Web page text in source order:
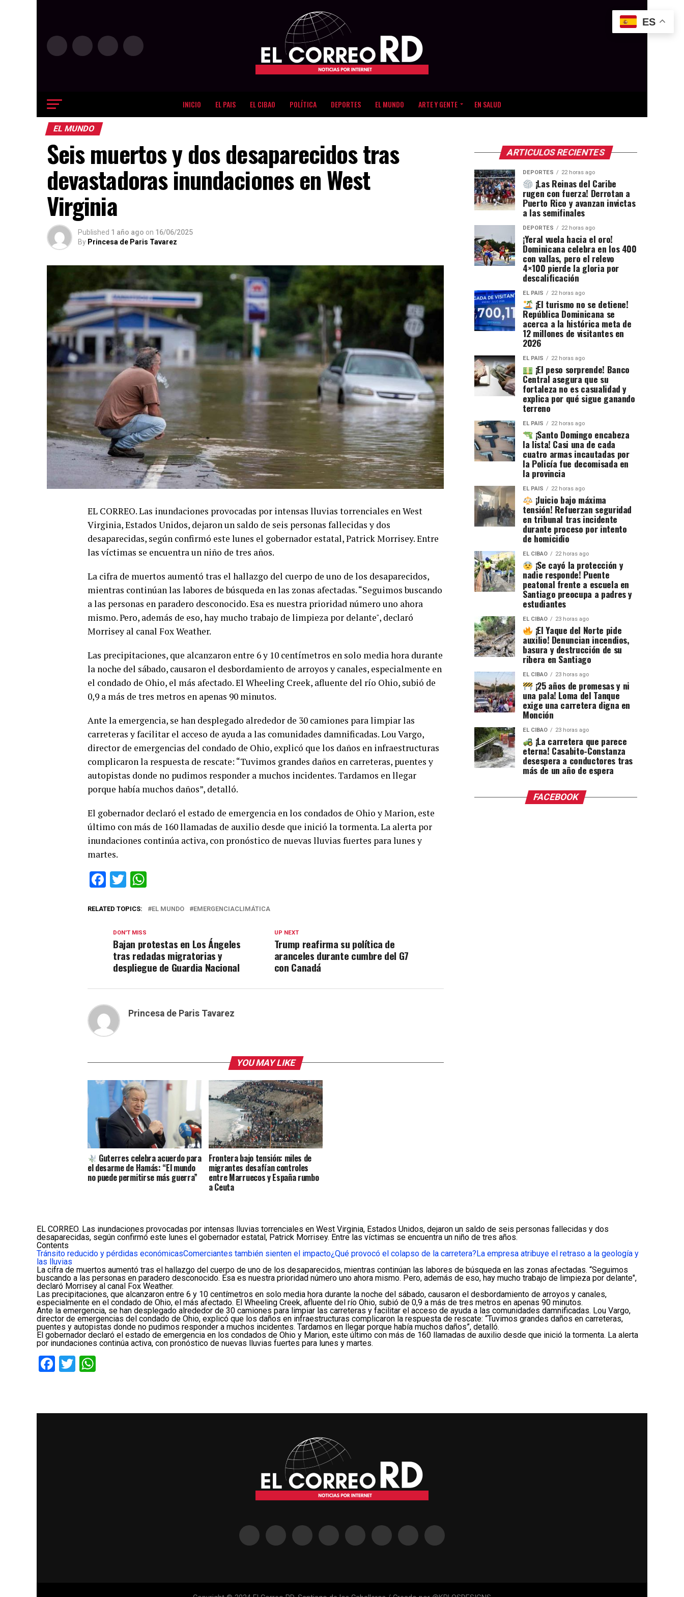
INICIO EL PAIS EL CIBAO POLÍTICA DEPORTES EL MUNDO ARTE Y GENTE EN SALUD
EL MUNDO
Seis muertos y dos desaparecidos tras
devastadoras inundaciones en West
Virginia
Published 1 año ago on 16/06/2025
By Princesa de Paris Tavarez
EL CORREO. Las inundaciones provocadas por intensas lluvias torrenciales en West
Virginia, Estados Unidos, dejaron un saldo de seis personas fallecidas y dos
desaparecidas, según confirmó este lunes el gobernador estatal, Patrick Morrisey. Entre
las víctimas se encuentra un niño de tres años.
La cifra de muertos aumentó tras el hallazgo del cuerpo de uno de los desaparecidos,
mientras continúan las labores de búsqueda en las zonas afectadas. “Seguimos buscando
a las personas en paradero desconocido. Esa es nuestra prioridad número uno ahora
mismo. Pero, además de eso, hay mucho trabajo de limpieza por delante", declaró
Morrisey al canal Fox Weather.
Las precipitaciones, que alcanzaron entre 6 y 10 centímetros en solo media hora durante
la noche del sábado, causaron el desbordamiento de arroyos y canales, especialmente en
el condado de Ohio, el más afectado. El Wheeling Creek, afluente del río Ohio, subió de
0,9 a más de tres metros en apenas 90 minutos.
Ante la emergencia, se han desplegado alrededor de 30 camiones para limpiar las
carreteras y facilitar el acceso de ayuda a las comunidades damnificadas. Lou Vargo,
director de emergencias del condado de Ohio, explicó que los daños en infraestructuras
complicaron la respuesta de rescate: “Tuvimos grandes daños en carreteras, puentes y
autopistas donde no pudimos responder a muchos incidentes. Tardamos en llegar
porque había muchos daños”, detalló.
El gobernador declaró el estado de emergencia en los condados de Ohio y Marion, este
último con más de 160 llamadas de auxilio desde que inició la tormenta. La alerta por
inundaciones continúa activa, con pronóstico de nuevas lluvias fuertes para lunes y
martes.
Facebook
Twitter
RELATED TOPICS: EL MUNDO EMERGENCIACLIMÁTICA
UP NEXT
Trump reafirma su política de
aranceles durante cumbre del G7
con Canadá
DON'T MISS
Bajan protestas en Los Ángeles
tras redadas migratorias y
despliegue de Guardia Nacional
Princesa de Paris Tavarez
YOU MAY LIKE
Guterres celebra acuerdo para
el desarme de Hamás: “El mundo
no puede permitirse más guerra”
Frontera bajo tensión: miles de
migrantes desafían controles
entre Marruecos y España rumbo
a Ceuta
ARTICULOS RECIENTES
DEPORTES 22 horas ago
¡Las Reinas del Caribe
rugen con fuerza! Derrotan a
Puerto Rico y avanzan invictas
a las semifinales
DEPORTES 22 horas ago
¡Yeral vuela hacia el oro!
Dominicana celebra en los 400
con vallas, pero el relevo
4×100 pierde la gloria por
descalificación
EL PAIS 22 horas ago
¡El turismo no se detiene!
República Dominicana se
acerca a la histórica meta de
12 millones de visitantes en
2026
EL PAIS 22 horas ago
¡El peso sorprende! Banco
Central asegura que su
fortaleza no es casualidad y
explica por qué sigue ganando
terreno
EL PAIS 22 horas ago
¡Santo Domingo encabeza
la lista! Casi una de cada
cuatro armas incautadas por
la Policía fue decomisada en
la provincia
EL PAIS 22 horas ago
¡Juicio bajo máxima
tensión! Refuerzan seguridad
en tribunal tras incidente
durante proceso por intento
de homicidio
EL CIBAO 22 horas ago
¡Se cayó la protección y
nadie responde! Puente
peatonal frente a escuela en
Santiago preocupa a padres y
estudiantes
EL CIBAO 23 horas ago
¡El Yaque del Norte pide
auxilio! Denuncian incendios,
basura y destrucción de su
ribera en Santiago
EL CIBAO 23 horas ago
¡25 años de promesas y ni
una pala! Loma del Tanque
exige una carretera digna en
Monción
EL CIBAO 23 horas ago
¡La carretera que parece
eterna! Casabito-Constanza
desespera a conductores tras
más de un año de espera
FACEBOOK
EL CORREO. Las inundaciones provocadas por intensas lluvias torrenciales en West Virginia, Estados Unidos, dejaron un saldo de seis personas fallecidas y dos
desaparecidas, según confirmó este lunes el gobernador estatal, Patrick Morrisey. Entre las víctimas se encuentra un niño de tres años.
Contents
Tránsito reducido y pérdidas económicasComerciantes también sienten el impacto¿Qué provocó el colapso de la carretera?La empresa atribuye el retraso a la geología y
las lluvias
La cifra de muertos aumentó tras el hallazgo del cuerpo de uno de los desaparecidos, mientras continúan las labores de búsqueda en las zonas afectadas. “Seguimos
buscando a las personas en paradero desconocido. Esa es nuestra prioridad número uno ahora mismo. Pero, además de eso, hay mucho trabajo de limpieza por delante",
declaró Morrisey al canal Fox Weather.
Las precipitaciones, que alcanzaron entre 6 y 10 centímetros en solo media hora durante la noche del sábado, causaron el desbordamiento de arroyos y canales,
especialmente en el condado de Ohio, el más afectado. El Wheeling Creek, afluente del río Ohio, subió de 0,9 a más de tres metros en apenas 90 minutos.
Ante la emergencia, se han desplegado alrededor de 30 camiones para limpiar las carreteras y facilitar el acceso de ayuda a las comunidades damnificadas. Lou Vargo,
director de emergencias del condado de Ohio, explicó que los daños en infraestructuras complicaron la respuesta de rescate: “Tuvimos grandes daños en carreteras,
puentes y autopistas donde no pudimos responder a muchos incidentes. Tardamos en llegar porque había muchos daños”, detalló.
El gobernador declaró el estado de emergencia en los condados de Ohio y Marion, este último con más de 160 llamadas de auxilio desde que inició la tormenta. La alerta
por inundaciones continúa activa, con pronóstico de nuevas lluvias fuertes para lunes y martes.
Facebook
Twitter
ES